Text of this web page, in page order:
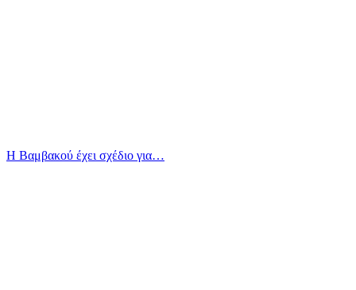
Η Βαμβακού έχει σχέδιο για…